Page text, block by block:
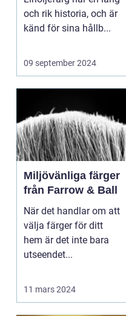
och rik historia, och är
känd för sina hållb...
09 september 2024
Miljövänliga färger
från Farrow & Ball
När det handlar om att
välja färger för ditt
hem är det inte bara
utseendet...
11 mars 2024